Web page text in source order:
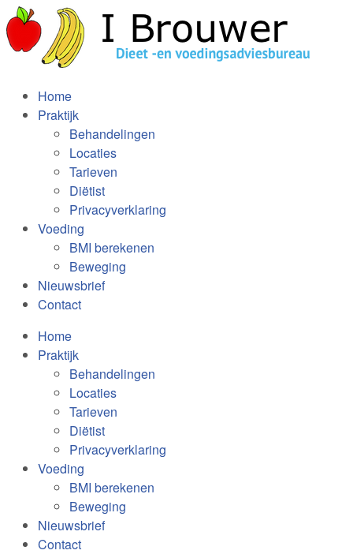
Home
Praktijk
Behandelingen
Locaties
Tarieven
Diëtist
Privacyverklaring
Voeding
BMI berekenen
Beweging
Nieuwsbrief
Contact
Home
Praktijk
Behandelingen
Locaties
Tarieven
Diëtist
Privacyverklaring
Voeding
BMI berekenen
Beweging
Nieuwsbrief
Contact